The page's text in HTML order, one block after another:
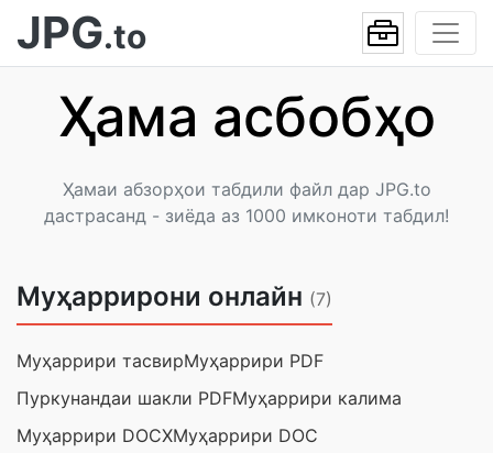
JPG.to
Ҳама асбобҳо
Ҳамаи абзорҳои табдили файл дар JPG.to
дастрасанд - зиёда аз 1000 имконоти табдил!
Муҳаррирони онлайн (7)
Муҳаррири тасвирМуҳаррири PDF
Пуркунандаи шакли PDFМуҳаррири калима
Муҳаррири DOCXМуҳаррири DOC